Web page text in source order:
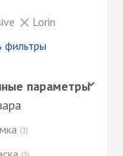
Lorin
фильтры
параметры
(1)